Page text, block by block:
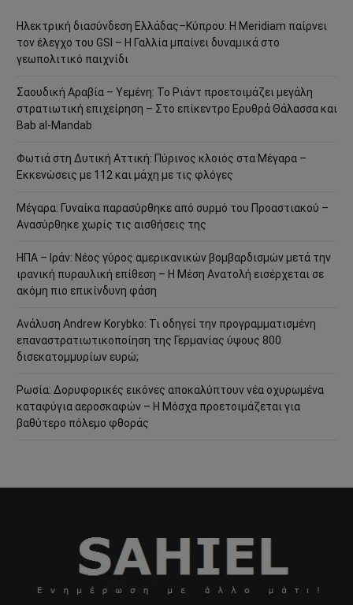
Ηλεκτρική διασύνδεση Ελλάδας–Κύπρου: Η Meridiam παίρνει
τον έλεγχο του GSI – Η Γαλλία μπαίνει δυναμικά στο
γεωπολιτικό παιχνίδι
Σαουδική Αραβία – Υεμένη: Το Ριάντ προετοιμάζει μεγάλη
στρατιωτική επιχείρηση – Στο επίκεντρο Ερυθρά Θάλασσα και
Bab al-Mandab
Φωτιά στη Δυτική Αττική: Πύρινος κλοιός στα Μέγαρα –
Εκκενώσεις με 112 και μάχη με τις φλόγες
Μέγαρα: Γυναίκα παρασύρθηκε από συρμό του Προαστιακού –
Ανασύρθηκε χωρίς τις αισθήσεις της
ΗΠΑ – Ιράν: Νέος γύρος αμερικανικών βομβαρδισμών μετά την
ιρανική πυραυλική επίθεση – Η Μέση Ανατολή εισέρχεται σε
ακόμη πιο επικίνδυνη φάση
Ανάλυση Andrew Korybko: Τι οδηγεί την προγραμματισμένη
επαναστρατιωτικοποίηση της Γερμανίας ύψους 800
δισεκατομμυρίων ευρώ;
Ρωσία: Δορυφορικές εικόνες αποκαλύπτουν νέα οχυρωμένα
καταφύγια αεροσκαφών – Η Μόσχα προετοιμάζεται για
βαθύτερο πόλεμο φθοράς